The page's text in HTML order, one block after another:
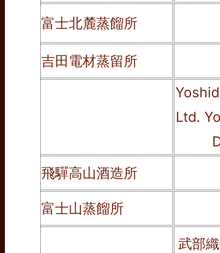
富士北麓蒸餾所
吉田電材蒸留所
Ltd.
飛驒高山酒造所
富士山蒸餾所
武部